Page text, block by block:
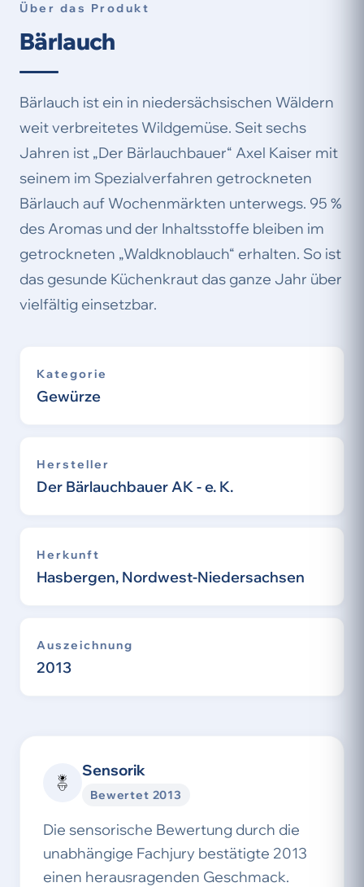
Über das Produkt
Bärlauch
Bärlauch ist ein in niedersächsischen Wäldern
weit verbreitetes Wildgemüse. Seit sechs
Jahren ist „Der Bärlauchbauer“ Axel Kaiser mit
seinem im Spezialverfahren getrockneten
Bärlauch auf Wochenmärkten unterwegs. 95 %
des Aromas und der Inhaltsstoffe bleiben im
getrockneten „Waldknoblauch“ erhalten. So ist
das gesunde Küchenkraut das ganze Jahr über
vielfältig einsetzbar.
Kategorie
Gewürze
Hersteller
Der Bärlauchbauer AK - e. K.
Herkunft
Hasbergen, Nordwest-Niedersachsen
Auszeichnung
2013
Sensorik
Bewertet 2013
Die sensorische Bewertung durch die
unabhängige Fachjury bestätigte 2013
einen herausragenden Geschmack.